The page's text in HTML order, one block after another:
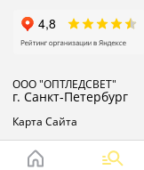
ООО "ОПТЛЕДСВЕТ"
г. Санкт-Петербург
Карта Сайта